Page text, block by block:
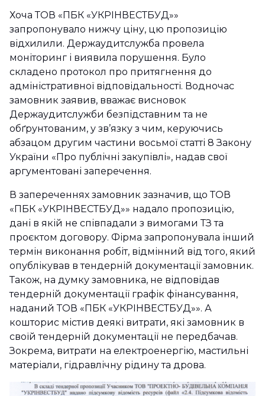
Хоча ТОВ «ПБК «УКРІНВЕСТБУД»»
запропонувало нижчу ціну, цю пропозицію
відхилили. Держаудитслужба провела
моніторинг і виявила порушення. Було
складено протокол про притягнення до
адміністративної відповідальності. Водночас
замовник заявив, вважає висновок
Держаудитслужби безпідставним та не
обґрунтованим, у зв’язку з чим, керуючись
абзацом другим частини восьмої статті 8 Закону
України «Про публічні закупівлі», надав свої
аргументовані заперечення.
В запереченнях замовник зазначив, що ТОВ
«ПБК «УКРІНВЕСТБУД»» надало пропозицію,
дані в якій не співпадали з вимогами ТЗ та
проєктом договору. Фірма запропонувала інший
термін виконання робіт, відмінний від того, який
опублікував в тендерній документації замовник.
Також, на думку замовника, не відповідав
тендерній документації графік фінансування,
наданий ТОВ «ПБК «УКРІНВЕСТБУД»». А
кошторис містив деякі витрати, які замовник в
своїй тендерній документації не передбачав.
Зокрема, витрати на електроенергію, мастильні
матеріали, гідравлічну рідину та дрова.